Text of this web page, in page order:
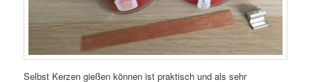
Selbst Kerzen gießen können ist praktisch und als sehr